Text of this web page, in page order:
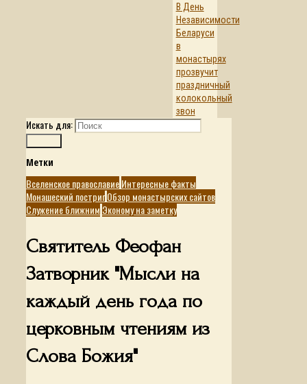
В День
Независимости
Беларуси
в
монастырях
прозвучит
праздничный
колокольный
звон
Искать для:
Метки
Вселенское православиеИнтересные факты
Монашеский постригОбзор монастырских сайтов
Служение ближним Эконому на заметку
Святитель Феофан
Затворник "Мысли на
каждый день года по
церковным чтениям из
Слова Божия"